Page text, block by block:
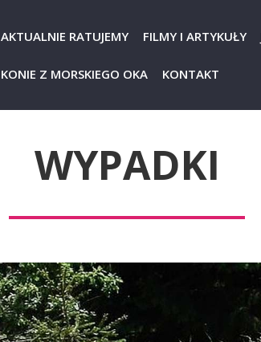
AKTUALNIE RATUJEMY FILMY I ARTYKUŁY
KONIE Z MORSKIEGO OKA KONTAKT
WYPADKI